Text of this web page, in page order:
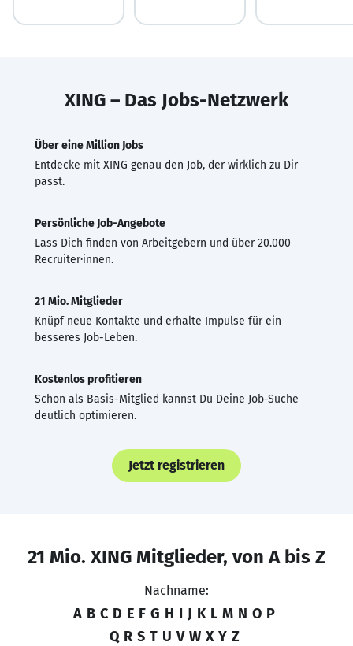
XING – Das Jobs-Netzwerk
Über eine Million Jobs
Entdecke mit XING genau den Job, der wirklich zu Dir
passt.
Persönliche Job-Angebote
Lass Dich finden von Arbeitgebern und über 20.000
Recruiter·innen.
21 Mio. Mitglieder
Knüpf neue Kontakte und erhalte Impulse für ein
besseres Job-Leben.
Kostenlos profitieren
Schon als Basis-Mitglied kannst Du Deine Job-Suche
deutlich optimieren.
Jetzt registrieren
21 Mio. XING Mitglieder, von A bis Z
Nachname:
A B C D E F G H I J K L M N O P
Q R S T U V W X Y Z